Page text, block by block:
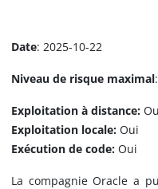
Date: 2025-10-22
Niveau de risque maximal
Exploitation à distance:
Exploitation locale: Oui
Exécution de code: Oui
La compagnie Oracle a